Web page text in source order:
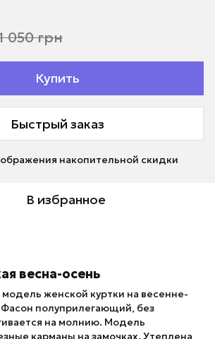
050 грн
Купить
Быстрый заказ
накопительной скидки
В избранное
весна-осень
женской куртки на весенне-
полуприлегающий, без
на молнию. Модель
карманы на замочках. Утеплена